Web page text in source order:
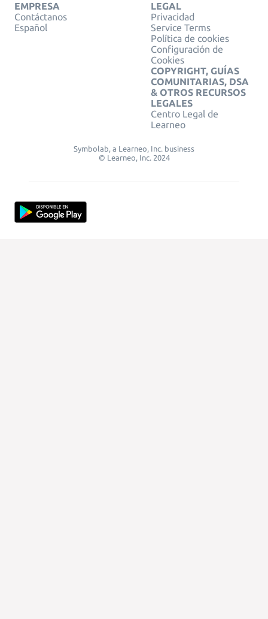
EMPRESA
Contáctanos
Español
LEGAL
Privacidad
Service Terms
Política de cookies
Configuración de
Cookies
COPYRIGHT, GUÍAS
COMUNITARIAS, DSA
& OTROS RECURSOS
LEGALES
Centro Legal de
Learneo
Symbolab, a Learneo, Inc. business
© Learneo, Inc. 2024